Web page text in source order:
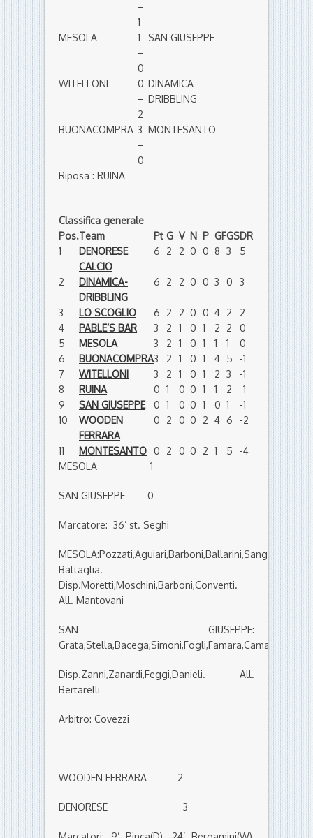
–
1
MESOLA
1
–
0
SAN GIUSEPPE
WITELLONI
0
–
2
DINAMICA-
DRIBBLING
BUONACOMPRA 3
–
0
MONTESANTO
Riposa : RUINA
Classifica generale
Pos.Team Pt G V N P GFGSDR
1
DENORESE
CALCIO
6 2 2 0 0 8 3 5
2
DINAMICA-
DRIBBLING
6 2 2 0 0 3 0 3
3 LO SCOGLIO 6 2 2 0 0 4 2
2
4
PABLE’S BAR 3 2 1 0 1 2 2
0
5
MESOLA 3 2 1 0 1 1 1
0
6
BUONACOMPRA3 2 1 0 1 4 5
-1
7
WITELLONI 3 2 1 0 1 2 3
-1
8
RUINA 0 1 0 0 1 1 2
-1
9
SAN GIUSEPPE 0 1 0 0 1 0 1
-1
10
WOODEN
FERRARA
0 2 0 0 2 4 6 -2
11 MONTESANTO 0 2 0 0 2 1 5
-4
MESOLA 1
SAN GIUSEPPE 0
Marcatore: 36’ st. Seghi
Battaglia.
Disp.Moretti,Moschini,Barboni,Conventi.
All. Mantovani
SAN GIUSEPPE:
Disp.Zanni,Zanardi,Feggi,Danieli. All.
Bertarelli
Arbitro: Covezzi
WOODEN FERRARA 2
DENORESE 3